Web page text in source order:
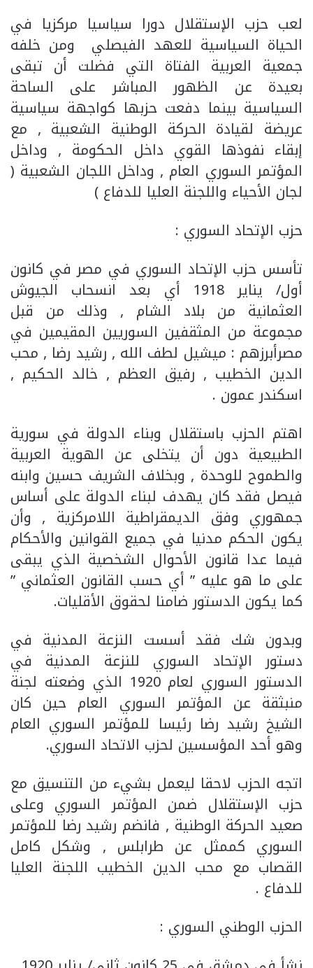
لعب حزب الإستقلال دورا سياسيا مركزيا في
الحياة السياسية للعهد الفيصلي ومن خلفه
جمعية العربية الفتاة التي فضلت أن تبقى
بعيدة عن الظهور المباشر على الساحة
السياسية بينما دفعت حزبها كواجهة سياسية
عريضة لقيادة الحركة الوطنية الشعبية , مع
إبقاء نفوذها القوي داخل الحكومة , وداخل
المؤتمر السوري العام , وداخل اللجان الشعبية (
لجان الأحياء واللجنة العليا للدفاع )
حزب الإتحاد السوري :
تأسس حزب الإتحاد السوري في مصر في كانون
أول/ يناير 1918 أي بعد انسحاب الجيوش
العثمانية من بلاد الشام , وذلك من قبل
مجموعة من المثقفين السوريين المقيمين في
مصرأبرزهم : ميشيل لطف الله , رشيد رضا , محب
الدين الخطيب , رفيق العظم , خالد الحكيم ,
اسكندر عمون .
اهتم الحزب باستقلال وبناء الدولة في سورية
الطبيعية دون أن يتخلى عن الهوية العربية
والطموح للوحدة , وبخلاف الشريف حسين وابنه
فيصل فقد كان يهدف لبناء الدولة على أساس
جمهوري وفق الديمقراطية اللامركزية , وأن
يكون الحكم مدنيا في جميع القوانين والأحكام
فيما عدا قانون الأحوال الشخصية الذي يبقى
على ما هو عليه ” أي حسب القانون العثماني ”
كما يكون الدستور ضامنا لحقوق الأقليات.
وبدون شك فقد أسست النزعة المدنية في
دستور الإتحاد السوري للنزعة المدنية في
الدستور السوري لعام 1920 الذي وضعته لجنة
منبثقة عن المؤتمر السوري العام حين كان
الشيخ رشيد رضا رئيسا للمؤتمر السوري العام
وهو أحد المؤسسين لحزب الاتحاد السوري.
اتجه الحزب لاحقا ليعمل بشيء من التنسيق مع
حزب الإستقلال ضمن المؤتمر السوري وعلى
صعيد الحركة الوطنية , فانضم رشيد رضا للمؤتمر
السوري كممثل عن طرابلس , وشكل كامل
القصاب مع محب الدين الخطيب اللجنة العليا
للدفاع .
الحزب الوطني السوري :